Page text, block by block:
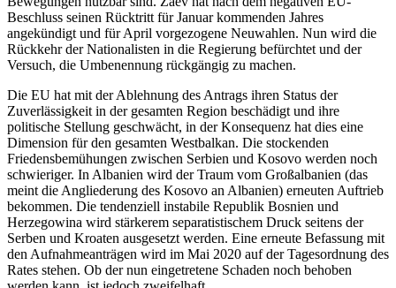
Beschluss seinen Rücktritt für Januar kommenden Jahres
angekündigt und für April vorgezogene Neuwahlen. Nun wird die
Rückkehr der Nationalisten in die Regierung befürchtet und der
Versuch, die Umbenennung rückgängig zu machen.
Die EU hat mit der Ablehnung des Antrags ihren Status der
Zuverlässigkeit in der gesamten Region beschädigt und ihre
politische Stellung geschwächt, in der Konsequenz hat dies eine
Dimension für den gesamten Westbalkan. Die stockenden
Friedensbemühungen zwischen Serbien und Kosovo werden noch
schwieriger. In Albanien wird der Traum vom Großalbanien (das
meint die Angliederung des Kosovo an Albanien) erneuten Auftrieb
bekommen. Die tendenziell instabile Republik Bosnien und
Herzegowina wird stärkerem separatistischem Druck seitens der
Serben und Kroaten ausgesetzt werden. Eine erneute Befassung mit
den Aufnahmeanträgen wird im Mai 2020 auf der Tagesordnung des
Rates stehen. Ob der nun eingetretene Schaden noch behoben